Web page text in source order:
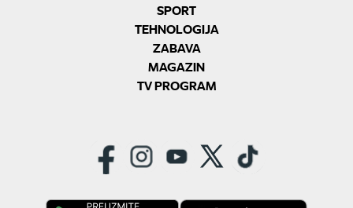
SPORT
TEHNOLOGIJA
ZABAVA
MAGAZIN
TV PROGRAM